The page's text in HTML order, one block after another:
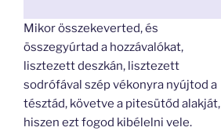
Mikor összekeverted, és
összegyúrtad a hozzávalókat,
lisztezett deszkán, lisztezett
sodrófával szép vékonyra nyújtod a
tésztád, követve a pitesütőd alakját,
hiszen ezt fogod kibélelni vele.